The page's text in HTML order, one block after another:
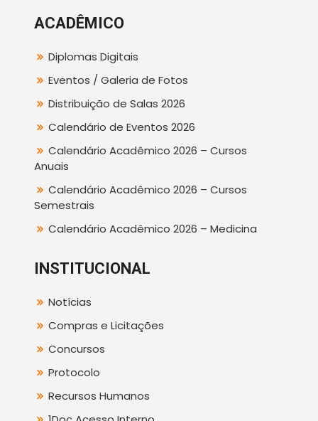
ACADÊMICO
Diplomas Digitais
Eventos / Galeria de Fotos
Distribuição de Salas 2026
Calendário de Eventos 2026
Calendário Acadêmico 2026 – Cursos
Anuais
Calendário Acadêmico 2026 – Cursos
Semestrais
Calendário Acadêmico 2026 – Medicina
INSTITUCIONAL
Notícias
Compras e Licitações
Concursos
Protocolo
Recursos Humanos